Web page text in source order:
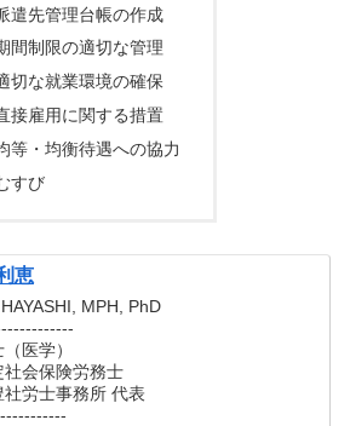
遣先管理台帳の作成
間制限の適切な管理
切な就業環境の確保
接雇用に関する措置
等・均衡待遇への協力
すび
恵
MPH, PhD
医学）
社会保険労務士
社労士事務所 代表